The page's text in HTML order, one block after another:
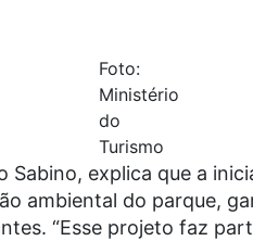
Foto:
Ministério
do
Turismo
Sabino, explica que a
ambiental do parque,
“Esse projeto faz